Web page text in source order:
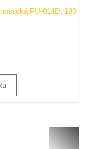
PU-014D, 180